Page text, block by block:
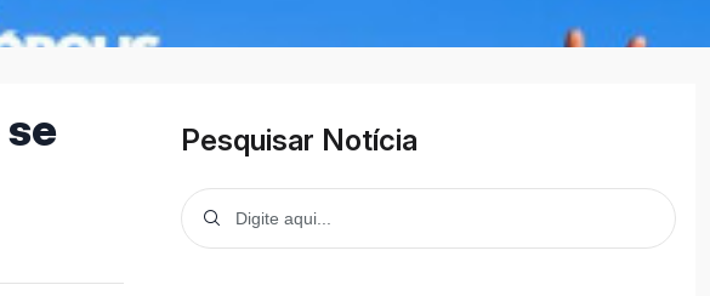
Pesquisar Notícia